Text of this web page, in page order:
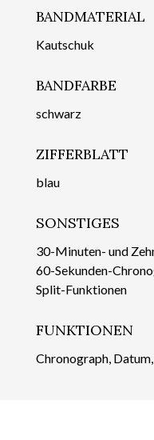
BANDMATERIAL
Kautschuk
BANDFARBE
schwarz
ZIFFERBLATT
blau
SONSTIGES
30-Minuten- und
60-Sekunden-
Split-Funktionen
FUNKTIONEN
Chronograph,